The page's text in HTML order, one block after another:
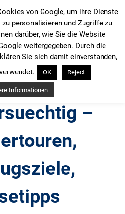
–
von Google, um ihre Dienste
personalisieren und Zugriffe zu
darüber, wie Sie die Website
weitergegeben. Durch die
Sie sich damit einverstanden,
OK Reject
Informationen